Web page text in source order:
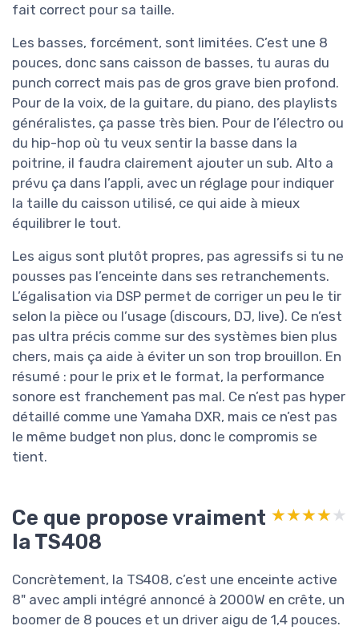
fait correct pour sa taille.
Les basses, forcément, sont limitées. C’est une 8
pouces, donc sans caisson de basses, tu auras du
punch correct mais pas de gros grave bien profond.
Pour de la voix, de la guitare, du piano, des playlists
généralistes, ça passe très bien. Pour de l’électro ou
du hip-hop où tu veux sentir la basse dans la
poitrine, il faudra clairement ajouter un sub. Alto a
prévu ça dans l’appli, avec un réglage pour indiquer
la taille du caisson utilisé, ce qui aide à mieux
équilibrer le tout.
Les aigus sont plutôt propres, pas agressifs si tu ne
pousses pas l’enceinte dans ses retranchements.
L’égalisation via DSP permet de corriger un peu le tir
selon la pièce ou l’usage (discours, DJ, live). Ce n’est
pas ultra précis comme sur des systèmes bien plus
chers, mais ça aide à éviter un son trop brouillon. En
résumé : pour le prix et le format, la performance
sonore est franchement pas mal. Ce n’est pas hyper
détaillé comme une Yamaha DXR, mais ce n’est pas
le même budget non plus, donc le compromis se
tient.
Ce que propose vraiment
la TS408
★★★★★
★★★★★
Concrètement, la TS408, c’est une enceinte active
8" avec ampli intégré annoncé à 2000W en crête, un
boomer de 8 pouces et un driver aigu de 1,4 pouces.